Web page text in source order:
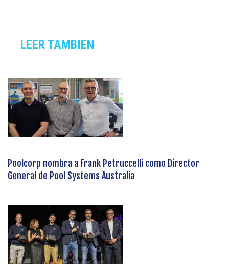
LEER TAMBIEN
Poolcorp nombra a Frank Petruccelli como Director
General de Pool Systems Australia